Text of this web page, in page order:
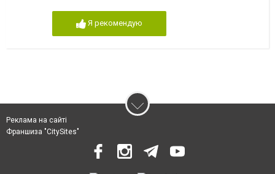
Я рекомендую
Реклама на сайті
Франшиза "CitySites"